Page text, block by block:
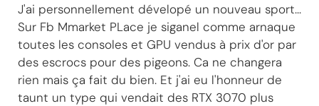
J'ai personnellement dévelopé un nouveau sport...
Sur Fb Mmarket PLace je siganel comme arnaque
toutes les consoles et GPU vendus à prix d'or par
des escrocs pour des pigeons. Ca ne changera
rien mais ça fait du bien. Et j'ai eu l'honneur de
taunt un type qui vendait des RTX 3070 plus